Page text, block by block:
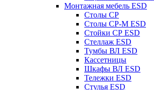
Монтажная мебель ESD
Столы СР
Столы СР-М ESD
Стойки СР ESD
Стеллаж ESD
Тумбы ВЛ ESD
Кассетницы
Шкафы ВЛ ESD
Тележки ESD
Стулья ESD